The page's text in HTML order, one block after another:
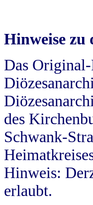
Hinweise zu
Das
des
Schwank-
Hinweis:
erlaubt.